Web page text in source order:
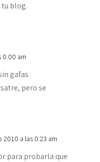
tu blog.
0:00 am
gafas.
pero se
2010 a las 0:23 am
para probarla que